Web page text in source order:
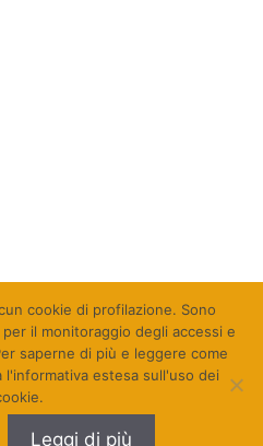
2010 - 2026. Tutti i diritti
cookie di profilazione. Sono
il monitoraggio degli accessi e
saperne di più e leggere come
estesa sull'uso dei
Leggi di più